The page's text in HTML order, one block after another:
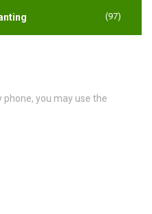
(97)
phone, you may use the